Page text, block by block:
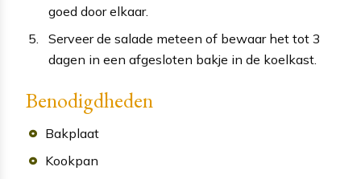
goed door elkaar.
Serveer de salade meteen of bewaar het tot 3
dagen in een afgesloten bakje in de koelkast.
Benodigdheden
Bakplaat
Kookpan